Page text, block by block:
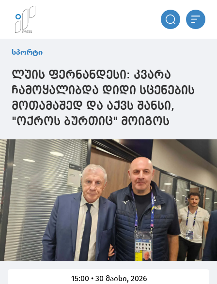
სპორტი
ლუის ფერნანდესი: კვარა
ჩამოყალიბდა დიდი სცენების
მოთამაშედ და აქვს შანსი,
"ოქროს ბურთიც" მოიგოს
15:00 • 30 მაისი, 2026